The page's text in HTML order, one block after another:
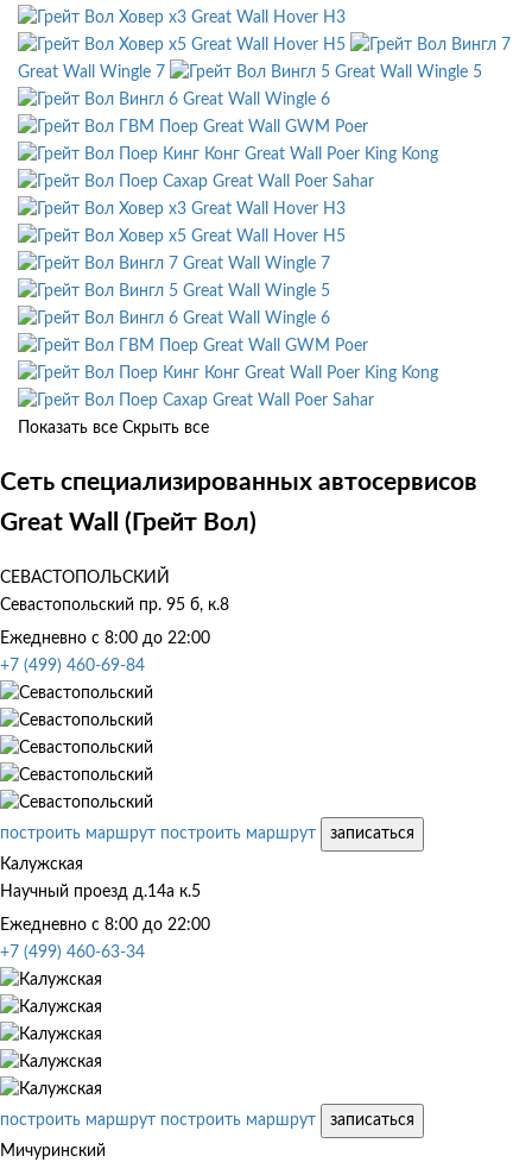
Great Wall Hover H3
Great Wall Hover H5
Great Wall Wingle 7
Great Wall Wingle 5
Great Wall Wingle 6
Great Wall GWM Poer
Great Wall Poer King Kong
Great Wall Poer Sahar
Great Wall Hover H3
Great Wall Hover H5
Great Wall Wingle 7
Great Wall Wingle 5
Great Wall Wingle 6
Great Wall GWM Poer
Great Wall Poer King Kong
Great Wall Poer Sahar
Показать все Скрыть все
Сеть специализированных автосервисов
Great Wall (Грейт Вол)
СЕВАСТОПОЛЬСКИЙ
Севастопольский пр. 95 б, к.8
Ежедневно с 8:00 до 22:00
+7 (499) 460-69-84
построить маршрут построить маршрут
записаться
Калужская
Научный проезд д.14а к.5
Ежедневно с 8:00 до 22:00
+7 (499) 460-63-34
построить маршрут построить маршрут
записаться
Мичуринский